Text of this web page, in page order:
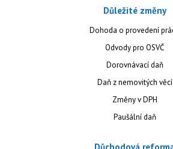
Důležité změny
Dohoda o provedení
Odvody pro OSVČ
Dorovnávací daň
Daň z nemovitých věcí
Změny v DPH
Paušální daň
Důchodová